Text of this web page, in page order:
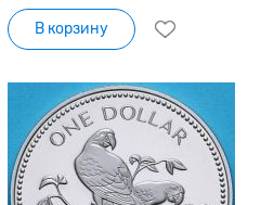
В корзину